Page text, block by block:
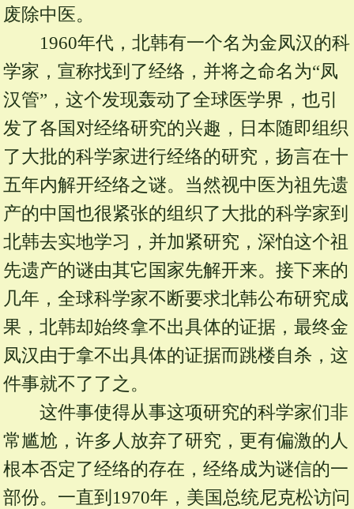
废除中医。
1960年代，北韩有一个名为金凤汉的科
学家，宣称找到了经络，并将之命名为“凤
汉管”，这个发现轰动了全球医学界，也引
发了各国对经络研究的兴趣，日本随即组织
了大批的科学家进行经络的研究，扬言在十
五年内解开经络之谜。当然视中医为祖先遗
产的中国也很紧张的组织了大批的科学家到
北韩去实地学习，并加紧研究，深怕这个祖
先遗产的谜由其它国家先解开来。接下来的
几年，全球科学家不断要求北韩公布研究成
果，北韩却始终拿不出具体的证据，最终金
凤汉由于拿不出具体的证据而跳楼自杀，这
件事就不了了之。
这件事使得从事这项研究的科学家们非
常尴尬，许多人放弃了研究，更有偏激的人
根本否定了经络的存在，经络成为谜信的一
部份。一直到1970年，美国总统尼克松访问